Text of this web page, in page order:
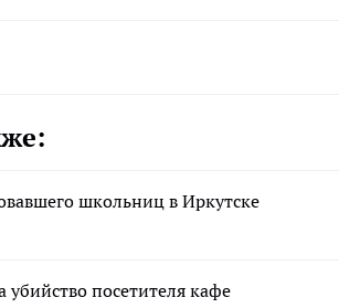
школьниц в Иркутске
посетителя кафе